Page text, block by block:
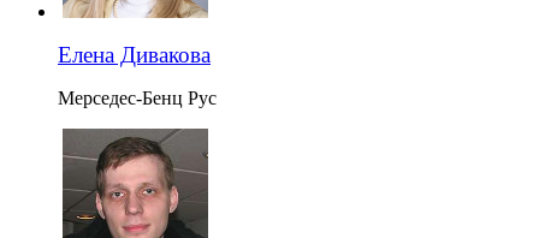
Елена Дивакова
Мерседес-Бенц Рус